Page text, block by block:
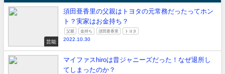
芸能
須田亜香里の父親はトヨタの元常務だったってホン
ト？実家はお金持ち？
父親 金持ち 須田亜香里 トヨタ
2022.10.30
マイファスhiroは昔ジャニーズだった！なぜ退所し
てしまったのか？